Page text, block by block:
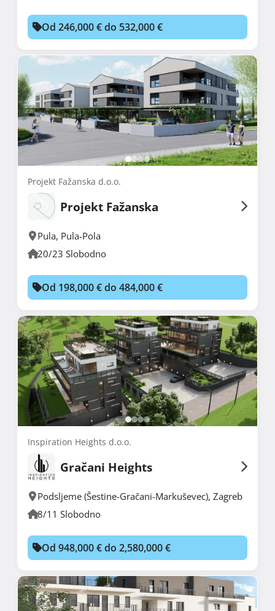
Od 246,000 € do 532,000 €
Projekt Fažanska d.o.o.
Projekt Fažanska
Pula, Pula-Pola
20/23 Slobodno
Od 198,000 € do 484,000 €
Inspiration Heights d.o.o.
Gračani Heights
Podsljeme (Šestine-Gračani-Markuševec), Zagreb
8/11 Slobodno
Od 948,000 € do 2,580,000 €